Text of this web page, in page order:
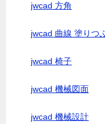
jwcad 方角
jwcad 曲線 塗りつ
jwcad 椅子
jwcad 機械図面
jwcad 機械設計